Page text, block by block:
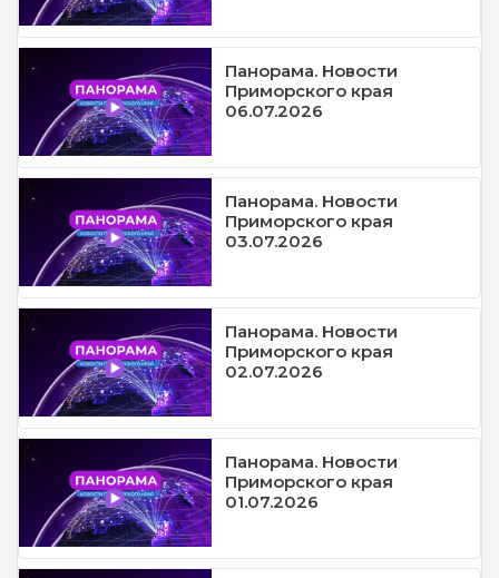
Панорама. Новости
Приморского края
06.07.2026
Панорама. Новости
Приморского края
03.07.2026
Панорама. Новости
Приморского края
02.07.2026
Панорама. Новости
Приморского края
01.07.2026